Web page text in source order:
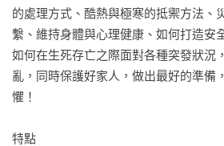
的處理方式、酷熱與極寒的抵禦方法、
繫、維持身體與心理健康、如何打造安
如何在生死存亡之際面對各種突發狀況
亂，同時保護好家人，做出最好的準備
懼！
特點